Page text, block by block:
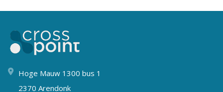
Hoge Mauw 1300 bus 1
2370 Arendonk